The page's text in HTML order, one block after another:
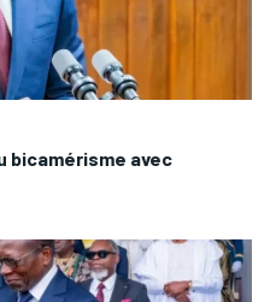
bicamérisme avec